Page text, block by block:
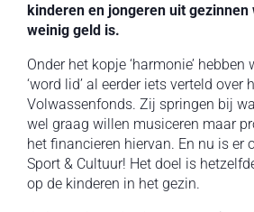
kinderen en jongeren uit gezinnen
weinig geld is.
Onder het kopje ‘harmonie’
‘word lid’ al eerder iets verteld over
Volwassenfonds. Zij springen bij
wel graag willen musiceren maar
het financieren hiervan. En nu is er
Sport & Cultuur! Het doel is
op de kinderen in het gezin.